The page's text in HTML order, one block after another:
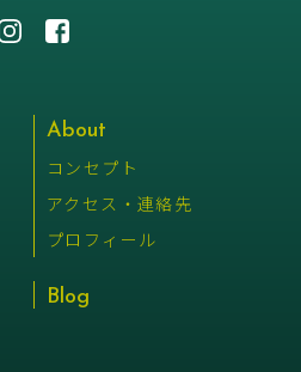
About
コンセプト
アクセス・連絡先
プロフィール
Blog